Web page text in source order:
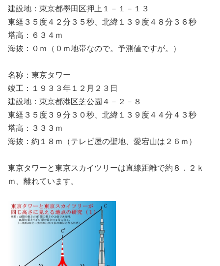
建設地：東京都墨田区押上１－１－１３
東経３５度４２分３５秒、北緯１３９度４８分３６秒
塔高：６３４ｍ
海抜：０ｍ（０ｍ地帯なので。予測値ですが。）
名称：東京タワー
竣工：１９３３年１２月２３日
建設地：東京都港区芝公園４－２－８
東経３５度３９分３０秒、北緯１３９度４４分４３秒
塔高：３３３ｍ
海抜：約１８ｍ（テレビ屋の聖地、愛宕山は２６ｍ）
東京タワーと東京スカイツリーは直線距離で約８．２ｋ
ｍ、離れています。